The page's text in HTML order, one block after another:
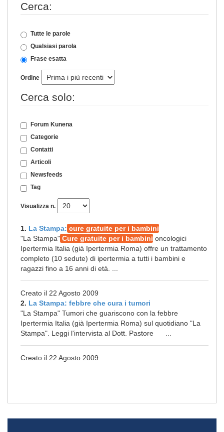
Cerca:
Tutte le parole
Qualsiasi parola
Frase esatta
Ordine
Cerca solo:
Forum Kunena
Categorie
Contatti
Articoli
Newsfeeds
Tag
Visualizza n.
1. La Stampa: cure gratuite per i bambini
"La Stampa" Cure gratuite per i bambini oncologici
Ipertermia Italia (già Ipertermia Roma) offre un trattamento
completo (10 sedute) di ipertermia a tutti i bambini e
ragazzi fino a 16 anni di età. ...
Creato il 22 Agosto 2009
2. La Stampa: febbre che cura i tumori
"La Stampa" Tumori che guariscono con la febbre
Ipertermia Italia (già Ipertermia Roma) sul quotidiano "La
Stampa". Leggi l'intervista al Dott. Pastore ...
Creato il 22 Agosto 2009